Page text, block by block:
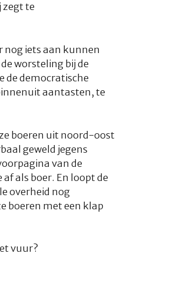
zegt te
nog iets aan kunnen
worsteling bij de
de democratische
aantasten, te
boeren uit noord-oost
geweld jegens
van de
als boer. En loopt de
overheid nog
boeren met een klap
vuur?